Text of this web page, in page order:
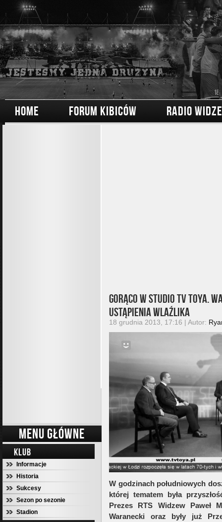
HOME FORUM KIBICÓW RADIO
MENU GŁÓWNE
KLUB
Informacje
Historia
Sukcesy
Sezon po sezonie
Stadion
Gorąco w studio TV Toya.
ustąpienia Wlaźlika
18 grudnia 2013, 17:16 | Autor:
W godzinach południowych
której tematem była
Prezes RTS Widzew Paweł
Waranecki oraz były już